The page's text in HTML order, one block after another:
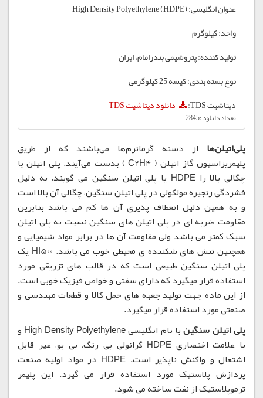
عنوان انگلیسی: High Density Polyethylene (HDPE)
واحد: کیلوگرم
تولید کننده: پتروشیمی بندرامام، ایران
نوع بسته بندی: کیسه 25 کیلوگرمی
دیتاشیت TDS:
دانلود دیتاشیت TDS
تعداد دانلود :2845
پلی‌اتیلن‌ها از دسته گرمانرم‌ها می‌باشند که از طریق
پلیمریزاسیون گاز اتیلن ( C2H4 ) بدست می‌آیند. پلی اتیلن با
چگالی بالا را HDPE یا پلی اتیلن سنگین می گویند. به دلیل
فشردگی زنجیره مولکولی در پلی اتیلن سنگین، چگالی آن بالا است
و به همین دلیل انعطاف پذیری آن ها کم می باشد بنابرین
مقاومت ضربه ای در پلی اتیلن های سنگین نسبت به پلی اتیلن
سبک کمتر می باشد ولی مقاومت آن ها در برابر مواد شیمیایی و
همچنین تنش های شکننده ی محیطی خوب می باشد. HI500 یک
پلی اتیلن سنگین طبیعی است که در قالب های تزریقی مورد
استفاده قرار میگیرد که دارای سفتی و خواص فیزیک خوبی است.
از این ماده جهت تولید جعبه های حمل کالا و قطعات مهندسی و
صنعتی مورد استفاده قرار میگیرد.
پلی اتیلن سنگین
با نام انگلیسی High Density Polyethylene و
با علامت اختصاری HDPE گرانولی بی رنگ، بی بو، غیر قابل
اشتعال و واکنش ناپذیر است. HDPE در مواد اولیه صنعت
پردازش پلاستیک مورد استفاده قرار می گیرد. این پلیمر
ترموپلاستیک از نفت ساخته می شود.